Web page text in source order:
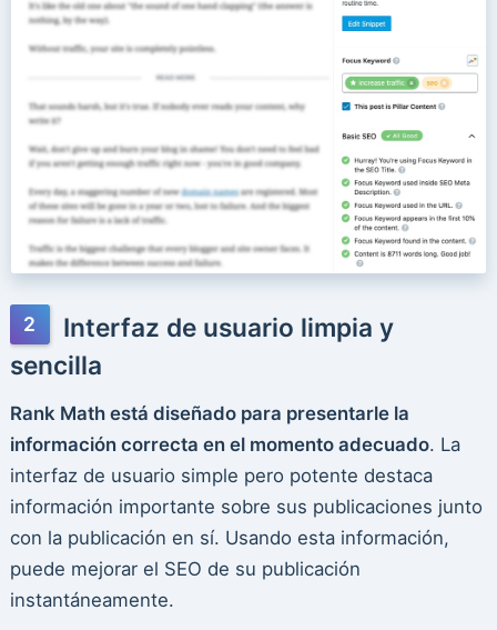
Interfaz de usuario limpia y
sencilla
Rank Math está diseñado para presentarle la
información correcta en el momento adecuado. La
interfaz de usuario simple pero potente destaca
información importante sobre sus publicaciones junto
con la publicación en sí. Usando esta información,
puede mejorar el SEO de su publicación
instantáneamente.